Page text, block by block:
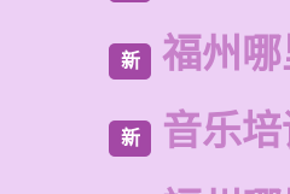
新 福州
新
音乐